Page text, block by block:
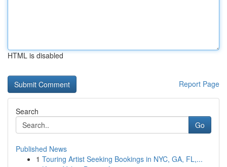
HTML is disabled
Report Page
Search
Go
Published News
1 Touring Artist Seeking Bookings in NYC, GA, FL,...